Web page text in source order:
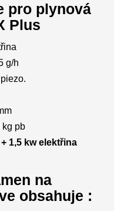
pro plynová
Plus
g/h
kg pb
1,5 kw elektřina
na
obsahuje :